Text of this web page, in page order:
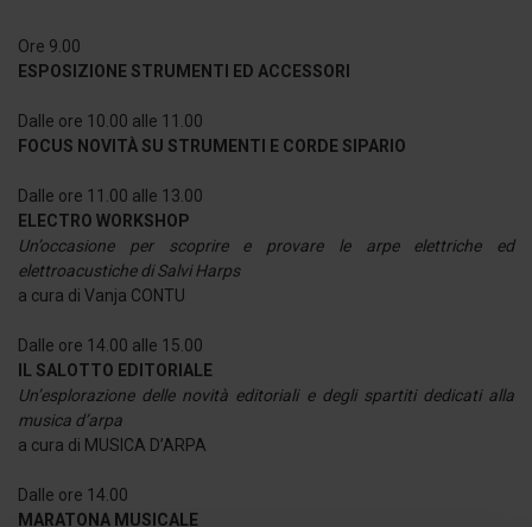
Ore 9.00
ESPOSIZIONE STRUMENTI ED ACCESSORI
Dalle ore 10.00 alle 11.00
FOCUS NOVITÀ SU STRUMENTI E CORDE SIPARIO
Dalle ore 11.00 alle 13.00
ELECTRO WORKSHOP
Un’occasione per scoprire e provare le arpe elettriche ed
elettroacustiche di Salvi Harps
a cura di Vanja CONTU
Dalle ore 14.00 alle 15.00
IL SALOTTO EDITORIALE
Un’esplorazione delle novità editoriali e degli spartiti dedicati alla
musica d’arpa
a cura di MUSICA D’ARPA
Dalle ore 14.00
MARATONA MUSICALE